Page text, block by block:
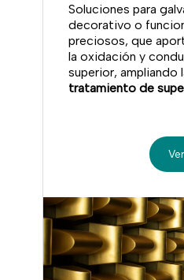
Soluciones para
decorativo o
preciosos, que
la oxidación y
superior, ampliando
tratamiento de
Ver